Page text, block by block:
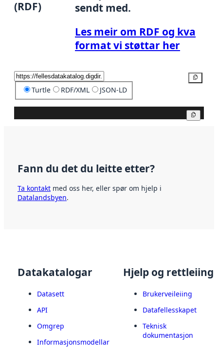
(RDF)
sendt med.
Les meir om RDF og kva
format vi støttar her
Turtle RDF/XML JSON-LD
Fann du det du leitte etter?
Ta kontakt med oss her, eller spør om hjelp i
Datalandsbyen.
Datakatalogar
Datasett
API
Omgrep
Informasjonsmodellar
Hjelp og rettleiing
Brukerveileiing
Datafellesskapet
Teknisk
dokumentasjon